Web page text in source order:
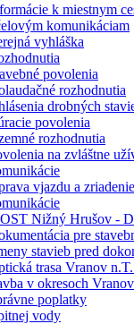
k miestnym
komunikáciam
vyhláška
povolenia
rozhodnutia
drobných
povolenia
rozhodnutia
na zvláštne
vjazdu a
Nižný Hrušov -
pre
stavieb pred
trasa Vranov
v okresoch
poplatky
vody